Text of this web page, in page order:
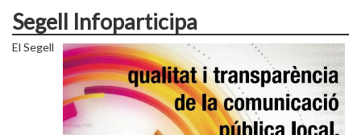
Segell Infoparticipa
El Segell